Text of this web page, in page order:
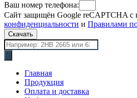
Ваш номер телефона:
Сайт защищён Google reCAPTCHA с
конфиденциальности и Правилами
Скачать
Поиск
товаров
Главная
Продукция
Оплата и доставка